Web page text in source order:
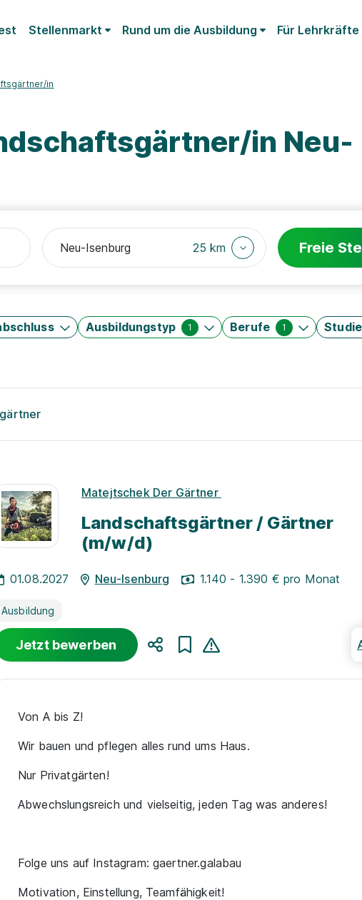
Stellenmarkt Rund um die Ausbildung Für Lehrkräfte
in
in Neu-
25 km Freie
Ausbildungstyp 1 Berufe 1
Matejtschek Der Gärtner
Landschaftsgärtner / Gärtner
(m/w/d)
01.08.2027 Neu-Isenburg 1.140 - 1.390 € pro Monat
Ausbildung
Jetzt bewerben
Von A bis Z!
Wir bauen und pflegen alles rund ums Haus.
Nur Privatgärten!
Abwechslungsreich und vielseitig, jeden Tag was anderes!
Folge uns auf Instagram: gaertner.galabau
Motivation, Einstellung, Teamfähigkeit!